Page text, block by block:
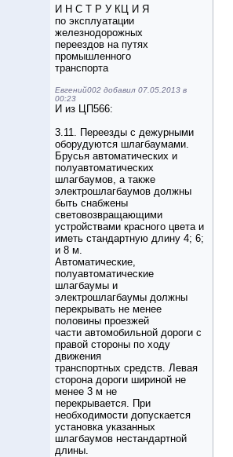
И Н С Т Р У КЦ И Я
по эксплуатации
железнодорожных
переездов на путях
промышленного
транспорта
Евгений002 добавил 07.05.2013 в
00:23
И из ЦП566:
3.11. Переезды с дежурными
оборудуются шлагбаумами.
Брусья автоматических и
полуавтоматических
шлагбаумов, а также
электрошлагбаумов должны
быть снабжены
световозвращающими
устройствами красного цвета и
иметь стандартную длину 4; 6;
и 8 м.
Автоматические,
полуавтоматические
шлагбаумы и
электрошлагбаумы должны
перекрывать не менее
половины проезжей
части автомобильной дороги с
правой стороны по ходу
движения
транспортных средств. Левая
сторона дороги шириной не
менее 3 м не
перекрывается. При
необходимости допускается
установка указанных
шлагбаумов нестандартной
длины.